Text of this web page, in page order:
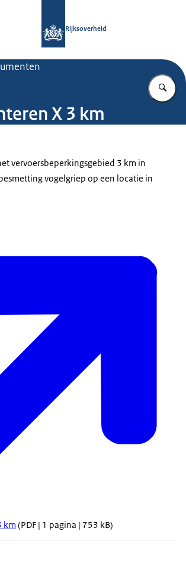
Rijksoverheid
X 3 km
vervoersbeperkingsgebied 3 km in
vogelgriep op een locatie in
km (PDF | 1 pagina | 753 kB)